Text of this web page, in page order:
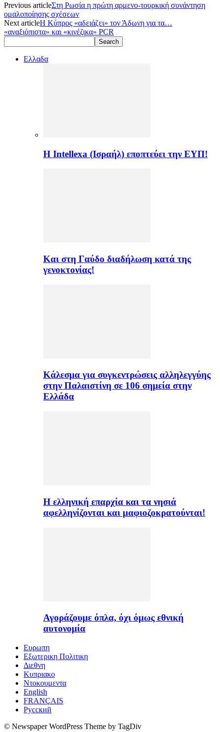
Previous articleΣτη Ρωσία η πρώτη αρμενο-τουρκική συνάντηση
ομαλοποίησης σχέσεων
Next articleΗ Κύπρος «αδειάζει» τον Άδωνη για τα…
«αναξιόπιστα» και «κινέζικα» PCR
Ελλαδα
Η Intellexa (Ισραήλ) εποπτεύει την ΕΥΠ!
Και στη Γαύδο διαδήλωση κατά της
γενοκτονίας!
Κάλεσμα για συγκεντρώσεις αλληλεγγύης
στην Παλαιστίνη σε 106 σημεία στην
Ελλάδα
H ελληνική επαρχία και τα νησιά
αφελληνίζονται και μαφιοζοκρατούνται!
Αγοράζουμε όπλα, όχι όμως εθνική
αυτονομία
Ευρωπη
Εξωτερικη Πολιτικη
Διεθνη
Κυπριακο
Ντοκουμεντα
English
FRANÇAIS
Русский
© Newspaper WordPress Theme by TagDiv